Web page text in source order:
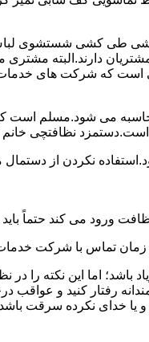
طی کشی شستشوی
دارند.البته
است که شرکت های
می شود.مسلم است که
نظافتچی خانم
نکردن از
ورود می کند حتماً
زمان تماس با شرکت
اما این نکته را
رفتار کنید و
و یا خدای نکرده سرقت